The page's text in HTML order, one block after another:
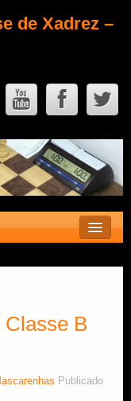
de Xadrez –
B
Publicado